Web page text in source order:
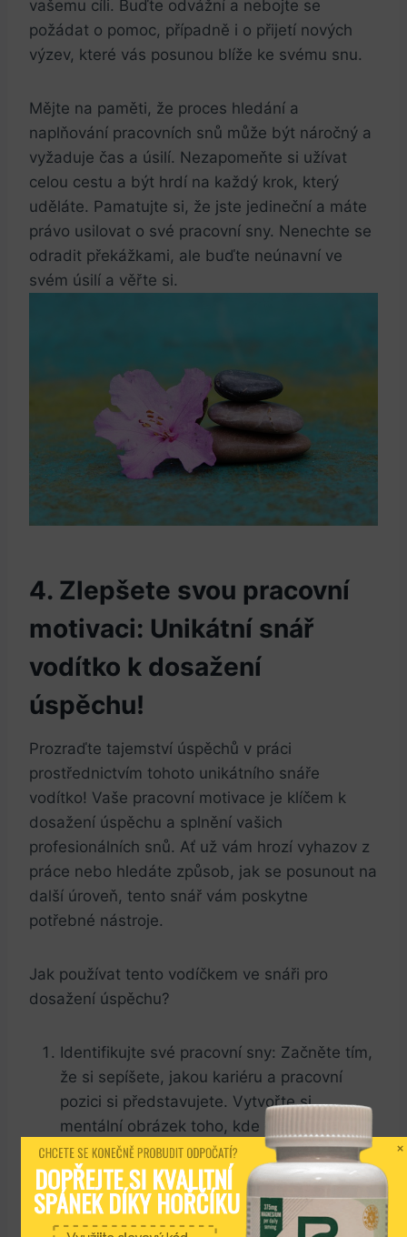
vašemu cíli. Buďte odvážní a nebojte se
požádat o pomoc, případně i o přijetí nových
výzev, které ‍vás‌ posunou blíže ke svému snu.
Mějte na paměti, že⁢ proces hledání a
naplňování pracovních snů může být náročný a
vyžaduje čas a úsilí.‍ Nezapomeňte​ si užívat ​
celou cestu a být hrdí na každý krok, který
uděláte. Pamatujte si,⁤ že jste jedineční a máte
právo usilovat o své pracovní ⁤sny. Nenechte se
odradit překážkami, ale buďte neúnavní ve
svém úsilí a věřte si.
4. Zlepšete svou pracovní
motivaci: Unikátní snář
vodítko k dosažení
úspěchu!
Prozraďte tajemství úspěchů v práci
prostřednictvím tohoto unikátního snáře
vodítko! Vaše pracovní motivace je klíčem k
dosažení úspěchu a splnění ⁣vašich​
profesionálních snů. Ať už vám hrozí vyhazov z
práce ⁢nebo hledáte způsob, jak se posunout na
další úroveň, tento snář vám poskytne
potřebné nástroje.
Jak používat tento vodíčkem⁢ ve snáři pro
dosažení úspěchu?
Identifikujte ​své pracovní sny: ‍Začněte tím,
že si ​sepíšete, jakou kariéru a pracovní
‍pozici si představujete. Vytvořte si
mentální obrázek toho, kde chcete ‍být.
Stanovte si cíle: ‌Rozdělte své sny na malé,
dosažitelné cíle. Tím si zajistíte, že budete
schopni postupovat k nim krok za krokem.
Vybudujte svůj pracovní plán:‌ Vytvořte ​si
CHCETE SE KONEČNĚ PROBUDIT ODPOČATÍ?
DOPŘEJTE SI KVALITNÍ
SPÁNEK DÍKY HOŘČÍKU